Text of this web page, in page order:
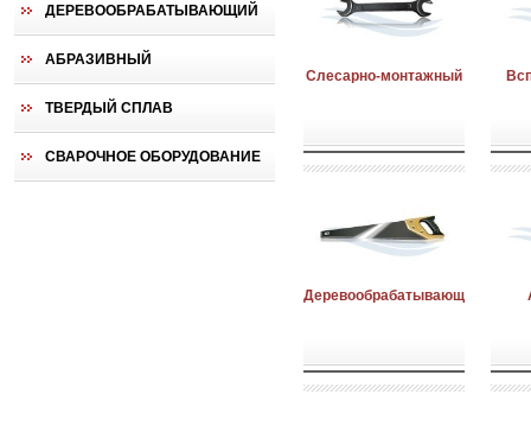
ДЕРЕВООБРАБАТЫВАЮЩИЙ
АБРАЗИВНЫЙ
ТВЕРДЫЙ СПЛАВ
СВАРОЧНОЕ ОБОРУДОВАНИЕ
Слесарно-монтажный
Деревообрабатывающий